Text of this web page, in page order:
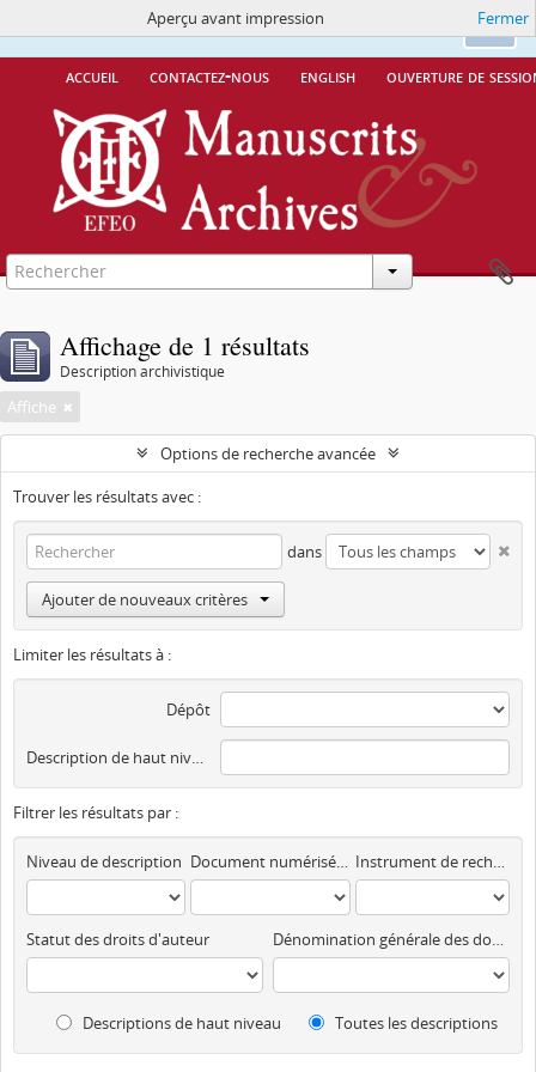
Ok
Ce site utilise des cookiesMore Info.
accueil contactez-nous english ouverture de
Aperçu avant impression Fermer
Affichage de 1 résultats
Description archivistique
Affiche
Options de recherche avancée
Trouver les résultats avec :
dans
Ajouter de nouveaux critères
Limiter les résultats à :
Dépôt
Description de haut niveau
Filtrer les résultats par :
Niveau de description Document numérisé disponible Instrument de recherche
Statut des droits d'auteur Dénomination générale des documents
Descriptions de haut niveau Toutes les descriptions